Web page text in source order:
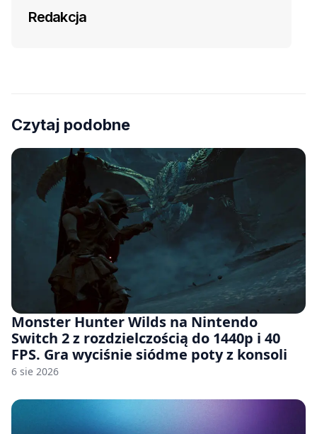
Redakcja
Czytaj podobne
Monster Hunter Wilds na Nintendo
Switch 2 z rozdzielczością do 1440p i 40
FPS. Gra wyciśnie siódme poty z konsoli
6 sie 2026